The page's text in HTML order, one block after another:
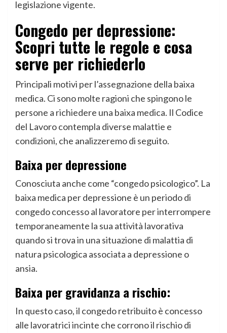
legislazione vigente.
Congedo per depressione:
Scopri tutte le regole e cosa
serve per richiederlo
Principali motivi per l’assegnazione della baixa
medica. Ci sono molte ragioni che spingono le
persone a richiedere una baixa medica. Il Codice
del Lavoro contempla diverse malattie e
condizioni, che analizzeremo di seguito.
Baixa per depressione
Conosciuta anche come “congedo psicologico”. La
baixa medica per depressione è un periodo di
congedo concesso al lavoratore per interrompere
temporaneamente la sua attività lavorativa
quando si trova in una situazione di malattia di
natura psicologica associata a depressione o
ansia.
Baixa per gravidanza a rischio:
In questo caso, il congedo retribuito è concesso
alle lavoratrici incinte che corrono il rischio di